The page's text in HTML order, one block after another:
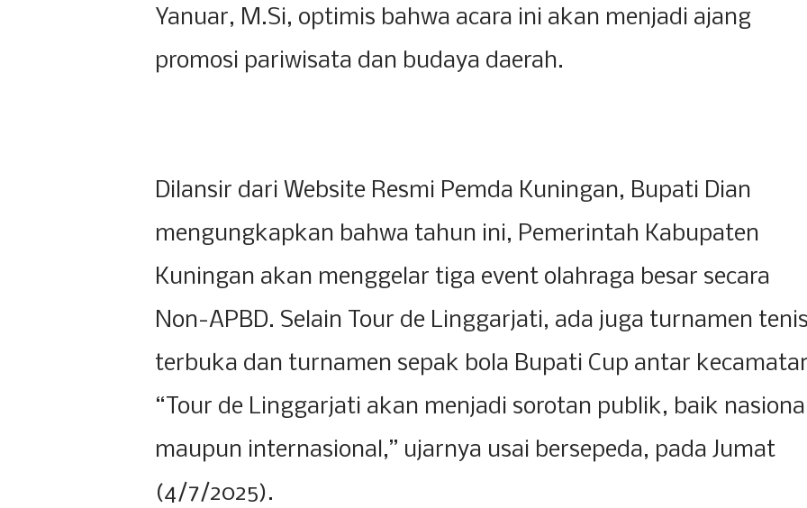
Yanuar, M.Si, optimis bahwa acara ini akan menjadi ajang
promosi pariwisata dan budaya daerah.
Dilansir dari Website Resmi Pemda Kuningan, Bupati Dian
mengungkapkan bahwa tahun ini, Pemerintah Kabupaten
Kuningan akan menggelar tiga event olahraga besar secara
Non-APBD. Selain Tour de Linggarjati, ada juga turnamen
terbuka dan turnamen sepak bola Bupati Cup antar
“Tour de Linggarjati akan menjadi sorotan publik, baik
maupun internasional,” ujarnya usai bersepeda, pada Jumat
(4/7/2025).